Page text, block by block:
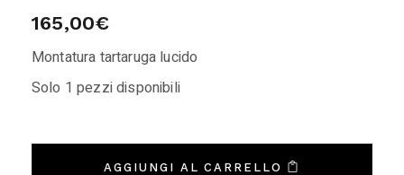
165,00€
Montatura tartaruga lucido
Solo 1 pezzi disponibili
AGGIUNGI AL CARRELLO